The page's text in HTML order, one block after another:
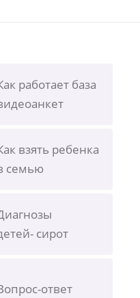
работает база
взять ребенка
семью
сирот
ответ